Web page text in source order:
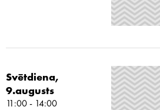
Svētdiena,
9.augusts
11:00 - 14:00